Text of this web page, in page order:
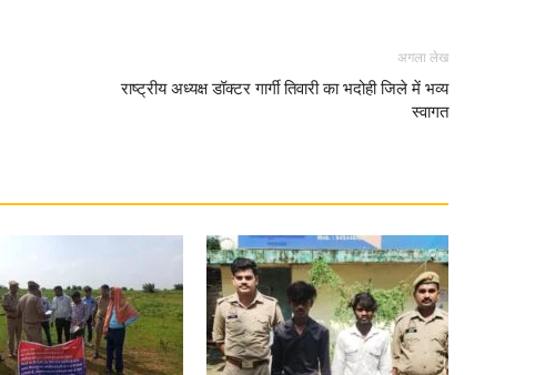
अगला लेख
राष्ट्रीय अध्यक्ष डॉक्टर गार्गी तिवारी का भदोही जिले में भव्य
स्वागत